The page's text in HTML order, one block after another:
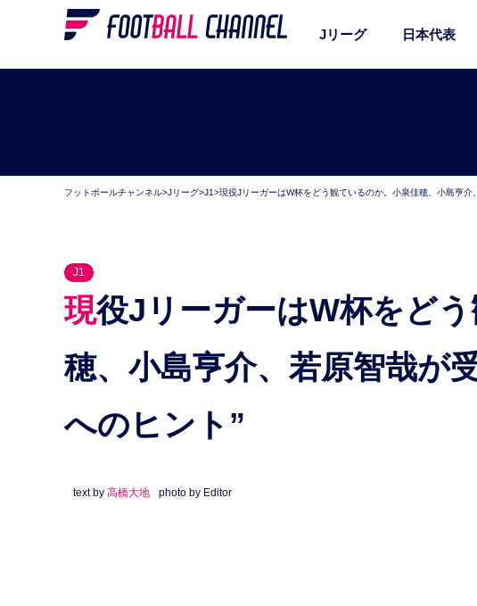
Jリーグ 日本代表
フットボールチャンネル>Jリーグ>J1>現役JリーガーはW杯をどう観ているのか。小泉佳穂、小島亨介
J1
現役JリーガーはW杯をどう観ているのか。小泉佳
穂、小島亨介、若原智哉が
へのヒント”
text by 高橋大地 photo by Editor